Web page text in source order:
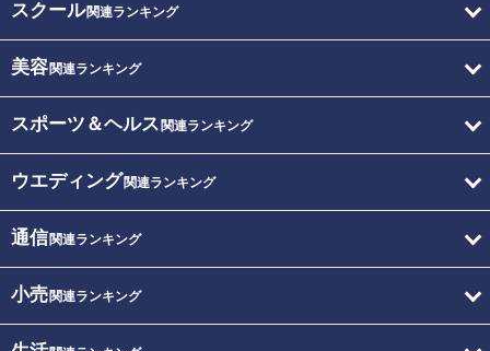
スクール関連ランキング
美容関連ランキング
スポーツ＆ヘルス 関連ランキング
ウエディング関連ランキング
通信関連ランキング
小売関連ランキング